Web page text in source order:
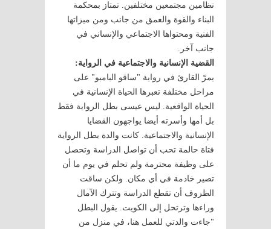
نظامين مجتمعين مختلفين. تمتاز بمحكمة
البناء والقوة والعمق من جانب ومن ميزاتها
الفنية ومحتواها الاجتماعي والإنساني في
جانب آخر.
القضية الإنسانية والاجتماعية في الرواية:
يمرّ القارئ في رواية "ساقو البامبو" على
مراحل مختلفة تعبرها الحياة الإنسانية في
الحياة الواقعية. ليس عيسى بطل الرواية فقط
بل أمها وأسرته أيضا يواجهون القضايا
الإنسانية والاجتماعية. كانت والدة بطل الرواية
فتاة حالمة تحب أن تواصل الدراسة وتحصل
على وظيفة محترمة ولم تحلم في يوم ما أن
تصير خادمة في أي مكان. ولكن ساقت
الظروف أن تقطع الدراسة وتترك الآمال
وراءها وترتحل إلى الكويت. يقول البطل
"جاءت والدتي للعمل هنا، في منزل من